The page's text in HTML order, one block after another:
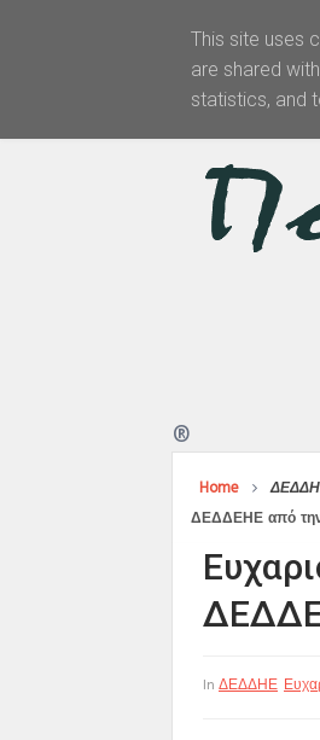
®
Home
ΔΕΔΔΕΗΕ από την
In ΔΕΔΔΗΕ
This site uses
are shared
statistics, and